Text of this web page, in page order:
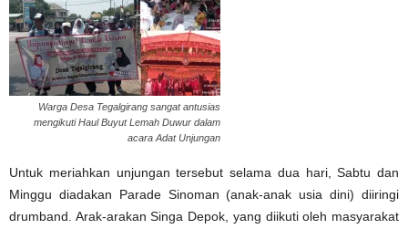
Warga Desa Tegalgirang sangat antusias
mengikuti Haul Buyut Lemah Duwur dalam
acara Adat Unjungan
Untuk meriahkan unjungan tersebut selama dua hari, Sabtu dan
Minggu diadakan Parade Sinoman (anak-anak usia dini) diiringi
drumband. Arak-arakan Singa Depok, yang diikuti oleh masyarakat